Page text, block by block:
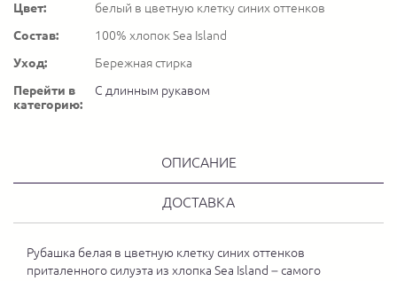
Цвет:
белый в цветную клетку синих оттенков
Состав:
100% хлопок Sea Island
Уход:
Бережная стирка
Перейти в
категорию:
С длинным рукавом
ОПИСАНИЕ
ДОСТАВКА
Рубашка белая в цветную клетку синих оттенков
приталенного силуэта из хлопка Sea Island – самого